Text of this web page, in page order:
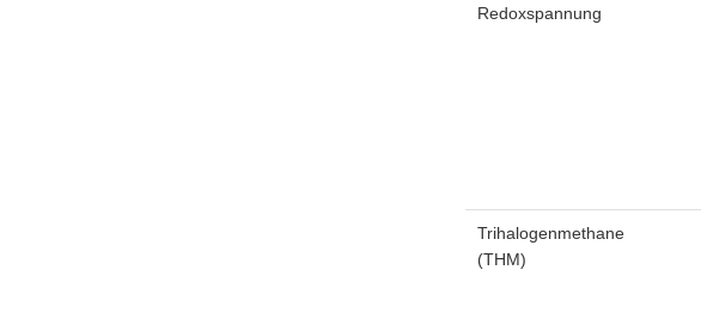
Redoxspannung
Trihalogenmethane
(THM)